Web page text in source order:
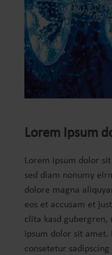
Lorem Ipsum
Lorem ipsum dolor
sed diam nonumy
dolore magna
eos et accusam et
clita kasd gubergren,
ipsum dolor sit amet.
consetetur